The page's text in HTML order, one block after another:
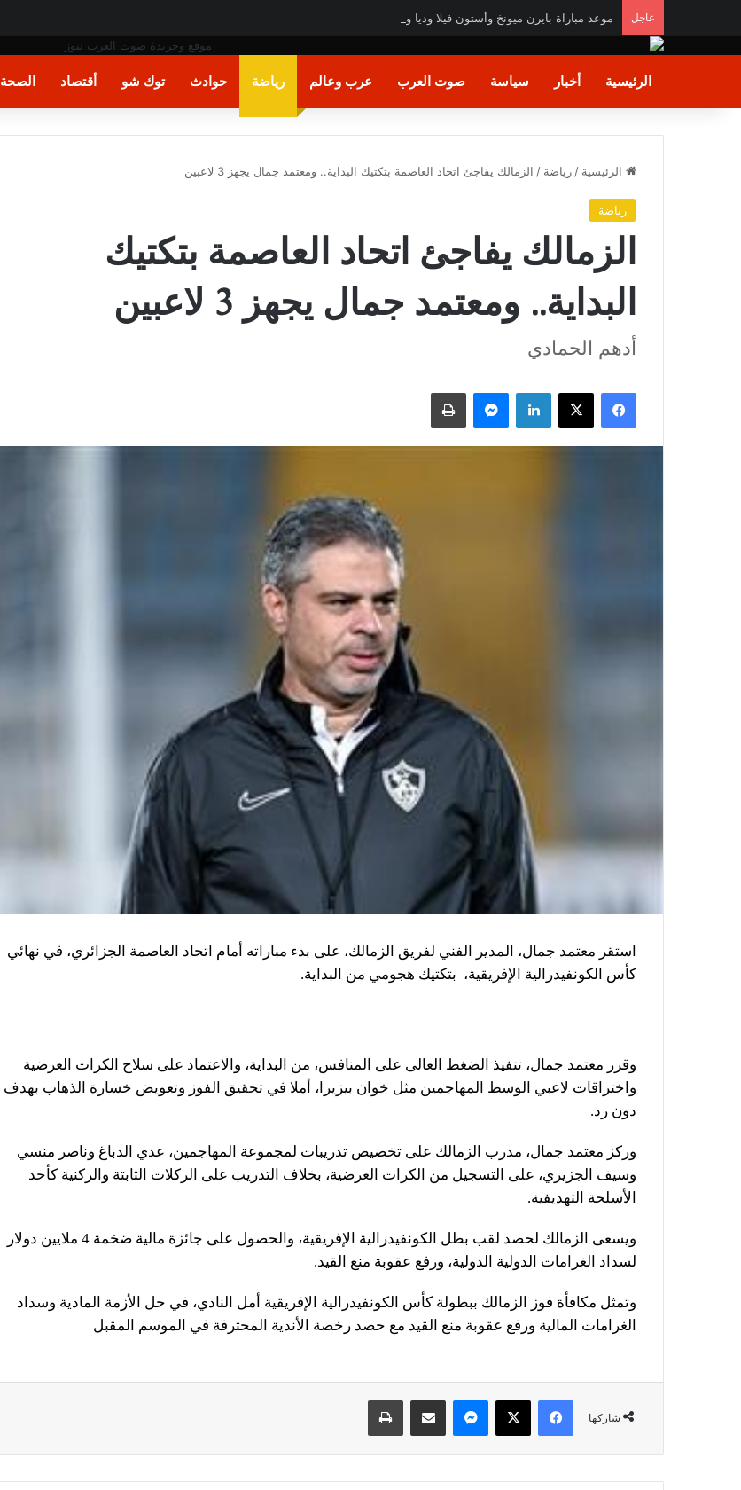
عاجل موعد مباراة بايرن ميونخ وأستون فيلا وديا والقنوات الناقلة
الرئيسية أخبار سياسة صوت العرب عرب وعالم رياضة حوادث توك شو أقتصاد الصحة
الرئيسية / رياضة / الزمالك يفاجئ اتحاد العاصمة بتكتيك البداية.. ومعتمد جمال يجهز 3 لاعبين
رياضة
الزمالك يفاجئ اتحاد العاصمة بتكتيك
البداية.. ومعتمد جمال يجهز 3 لاعبين
أدهم الحمادي
فيسبوك X لينكدإن ماسنجر طباعة
استقر معتمد جمال، المدير الفني لفريق الزمالك، على بدء مباراته أمام اتحاد العاصمة الجزائري، في نهائي
كأس الكونفيدرالية الإفريقية، بتكتيك هجومي من البداية.
وقرر معتمد جمال، تنفيذ الضغط العالى على المنافس، من البداية، والاعتماد على سلاح الكرات العرضية
واختراقات لاعبي الوسط المهاجمين مثل خوان بيزيرا، أملا في تحقيق الفوز وتعويض خسارة الذهاب بهدف
دون رد.
وركز معتمد جمال، مدرب الزمالك على تخصيص تدريبات لمجموعة المهاجمين، عدي الدباغ وناصر منسي
وسيف الجزيري، على التسجيل من الكرات العرضية، بخلاف التدريب على الركلات الثابتة والركنية كأحد
الأسلحة التهديفية.
ويسعى الزمالك لحصد لقب بطل الكونفيدرالية الإفريقية، والحصول على جائزة مالية ضخمة 4 ملايين دولار
لسداد الغرامات الدولية الدولية، ورفع عقوبة منع القيد.
وتمثل مكافأة فوز الزمالك ببطولة كأس الكونفيدرالية الإفريقية أمل النادي، في حل الأزمة المادية وسداد
الغرامات المالية ورفع عقوبة منع القيد مع حصد رخصة الأندية المحترفة في الموسم المقبل
شاركها
فيسبوك X ماسنجر مشاركة عبر البريد طباعة